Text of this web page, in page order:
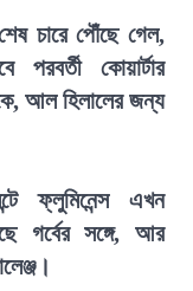
শেষ চারে পৌঁছে গেল,
পরবর্তী কোয়ার্টার
আল হিলালের জন্য
ফ্লুমিনেন্স এখন
গর্বের সঙ্গে, আর